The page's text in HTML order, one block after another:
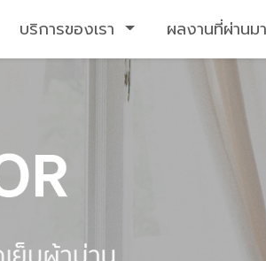
บริการของเรา ผลงานที่ผ่านมา